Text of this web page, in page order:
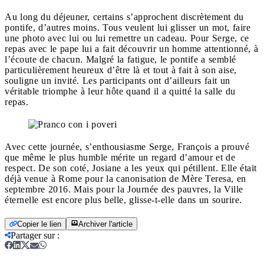
Au long du déjeuner, certains s’approchent discrètement du
pontife, d’autres moins. Tous veulent lui glisser un mot, faire
une photo avec lui ou lui remettre un cadeau. Pour Serge, ce
repas avec le pape lui a fait découvrir un homme attentionné, à
l’écoute de chacun. Malgré la fatigue, le pontife a semblé
particulièrement heureux d’être là et tout à fait à son aise,
souligne un invité. Les participants ont d’ailleurs fait un
véritable triomphe à leur hôte quand il a quitté la salle du
repas.
Avec cette journée, s’enthousiasme Serge, François a prouvé
que même le plus humble mérite un regard d’amour et de
respect. De son coté, Josiane a les yeux qui pétillent. Elle était
déjà venue à Rome pour la canonisation de Mère Teresa, en
septembre 2016. Mais pour la Journée des pauvres, la Ville
éternelle est encore plus belle, glisse-t-elle dans un sourire.
Copier le lien Archiver l'article
Partager sur: